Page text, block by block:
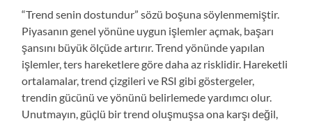
“Trend senin dostundur” sözü boşuna söylenmemiştir.
Piyasanın genel yönüne uygun işlemler açmak, başarı
şansını büyük ölçüde artırır. Trend yönünde yapılan
işlemler, ters hareketlere göre daha az risklidir. Hareketli
ortalamalar, trend çizgileri ve RSI gibi göstergeler,
trendin gücünü ve yönünü belirlemede yardımcı olur.
Unutmayın, güçlü bir trend oluşmuşsa ona karşı değil,